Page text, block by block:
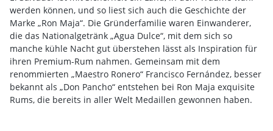
werden können, und so liest sich auch die Geschichte der
Marke „Ron Maja“. Die Gründerfamilie waren Einwanderer,
die das Nationalgetränk „Agua Dulce“, mit dem sich so
manche kühle Nacht gut überstehen lässt als Inspiration für
ihren Premium-Rum nahmen. Gemeinsam mit dem
renommierten „Maestro Ronero“ Francisco Fernández, besser
bekannt als „Don Pancho“ entstehen bei Ron Maja exquisite
Rums, die bereits in aller Welt Medaillen gewonnen haben.